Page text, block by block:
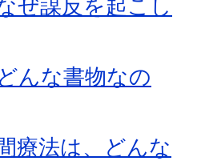
ぜ謀反を起こし
んな書物なの
療法は、どんな